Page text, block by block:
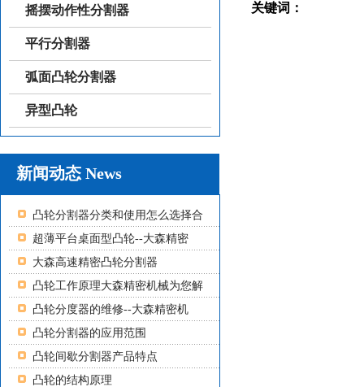
摇摆动作性分割器
平行分割器
弧面凸轮分割器
异型凸轮
新闻动态 News
凸轮分割器分类和使用怎么选择合
超薄平台桌面型凸轮--大森精密
大森高速精密凸轮分割器
凸轮工作原理大森精密机械为您解
凸轮分度器的维修--大森精密机
凸轮分割器的应用范围
凸轮间歇分割器产品特点
凸轮的结构原理
关键词：